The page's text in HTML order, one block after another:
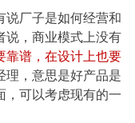
说厂子是如何经营和
说，商业模式上没有
靠谱，在设计上也要
理，意思是好产品是
，可以考虑现有的一